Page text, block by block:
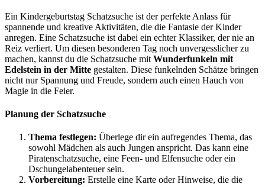
Ein Kindergeburtstag Schatzsuche ist der perfekte Anlass für
spannende und kreative Aktivitäten, die die Fantasie der Kinder
anregen. Eine Schatzsuche ist dabei ein echter Klassiker, der nie an
Reiz verliert. Um diesen besonderen Tag noch unvergesslicher zu
machen, kannst du die Schatzsuche mit Wunderfunkeln mit
Edelstein in der Mitte gestalten. Diese funkelnden Schätze bringen
nicht nur Spannung und Freude, sondern auch einen Hauch von
Magie in die Feier.
Planung der Schatzsuche
Thema festlegen: Überlege dir ein aufregendes Thema, das
sowohl Mädchen als auch Jungen anspricht. Das kann eine
Piratenschatzsuche, eine Feen- und Elfensuche oder ein
Dschungelabenteuer sein.
Vorbereitung: Erstelle eine Karte oder Hinweise, die die